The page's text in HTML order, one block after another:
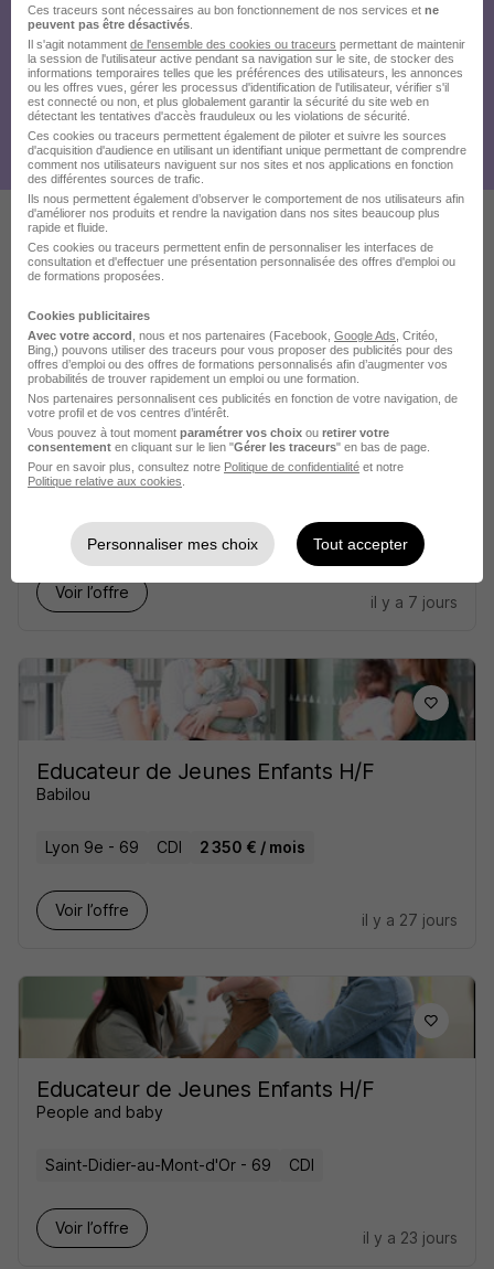
Ces offres pourraient aussi
EducatEur de Jeunes Enfants H/F
La Maison Bleue
Lyon 6e - 69
Voir l’offre
il y a 7 jours
Educateur de Jeunes Enfants H/F
Babilou
Lyon 9e - 69 CDI 2 350 € / mois
Voir l’offre
il y a 27 jours
Educateur de Jeunes Enfants H/F
People and baby
Saint-Didier-au-Mont-d'Or - 69 CDI
Voir l’offre
il y a 23 jours
Ces traceurs sont nécessaires au bon fonctionnement de nos services et ne
peuvent pas être désactivés
Il s'agit notamment de l'ensemble des cookies ou traceurs permettant de maintenir
la session de l'utilisateur active pendant sa navigation sur le site, de stocker des
informations temporaires telles que les préférences des utilisateurs, les annonces
ou les offres vues, gérer les processus d'identification de l'utilisateur, vérifier s'il
est connecté ou non, et plus globalement garantir la sécurité du site web en
détectant les tentatives d'accès frauduleux ou les violations de sécurité.
Ces cookies ou traceurs permettent également de piloter et suivre les sources
d'acquisition d'audience en utilisant un identifiant unique permettant de comprendre
comment nos utilisateurs naviguent sur nos sites et nos applications en fonction
des différentes sources de trafic.
Ils nous permettent également d’observer le comportement de nos utilisateurs afin
d'améliorer nos produits et rendre la navigation dans nos sites beaucoup plus
rapide et fluide.
Ces cookies ou traceurs permettent enfin de personnaliser les interfaces de
consultation et d'effectuer une présentation personnalisée des offres d'emploi ou
de formations proposées.
Cookies publicitaires
Avec votre accord , nous et nos partenaires (Facebook, Google Ads , Critéo,
Bing,) pouvons utiliser des traceurs pour vous proposer des publicités pour des
offres d’emploi ou des offres de formations personnalisés afin d’augmenter vos
probabilités de trouver rapidement un emploi ou une formation.
Nos partenaires personnalisent ces publicités en fonction de votre navigation, de
votre profil et de vos centres d’intérêt.
Vous pouvez à tout moment paramétrer vos choix ou retirer votre
consentement en cliquant sur le lien "Gérer les traceurs" en bas de page.
Pour en savoir plus, consultez notre Politique de confidentialité et notre
Politique relative aux cookies
Personnaliser mes choix Tout accepter